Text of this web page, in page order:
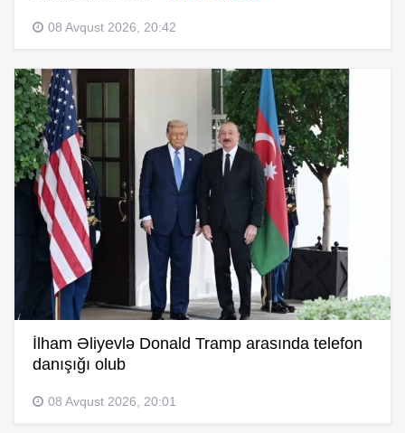
08 Avqust 2026, 20:42
İlham Əliyevlə Donald Tramp arasında telefon
danışığı olub
08 Avqust 2026, 20:01